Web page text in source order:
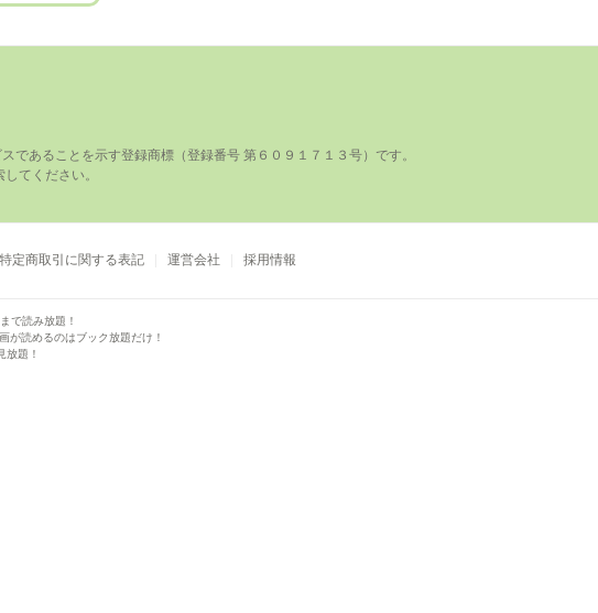
あることを⽰す登録商標（登録番号 第６０９１７１３号）です。
特定商取引に関する表記 運営会社 採用情報
で読み放題！
が読めるのはブック放題だけ！
放題！